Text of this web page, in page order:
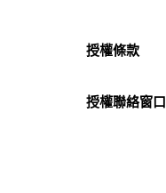
授權條款
授權聯絡窗口